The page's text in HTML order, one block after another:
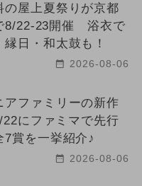
の屋上夏祭りが京都
8/22-23開催 浴衣で
日・和太鼓も！
2026-08-06
アファミリーの新作
22にファミマで先行
7賞を一挙紹介♪
2026-08-06